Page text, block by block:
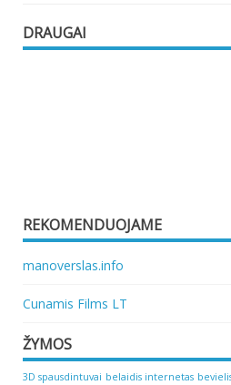
DRAUGAI
REKOMENDUOJAME
manoverslas.info
Cunamis Films LT
ŽYMOS
3D spausdintuvai belaidis internetas